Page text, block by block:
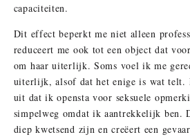
capaciteiten.
Dit effect beperkt me niet alleen
reduceert me ook tot een object dat
om haar uiterlijk. Soms voel ik me
uiterlijk, alsof dat het enige is wat telt.
uit dat ik opensta voor seksuele
simpelweg omdat ik aantrekkelijk ben.
diep kwetsend zijn en creëert een